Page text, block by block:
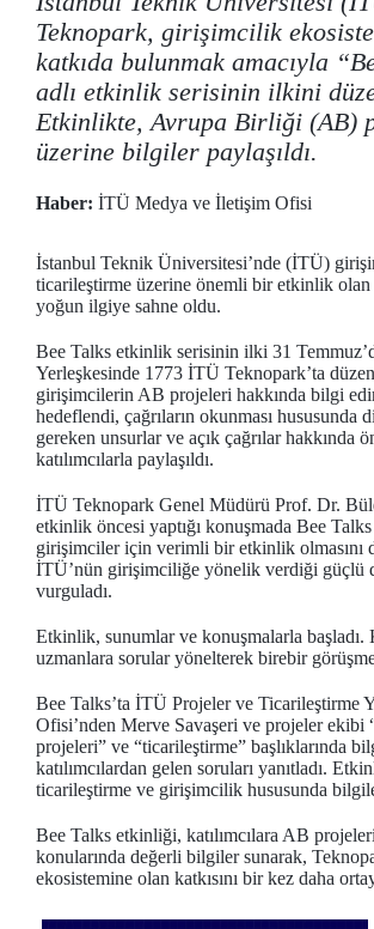
Teknopark, girişimcilik
katkıda bulunmak amacıyla
adlı etkinlik serisinin ilkini
Etkinlikte, Avrupa Birliği (AB)
üzerine bilgiler paylaşıldı.
Haber: İTÜ Medya ve İletişim Ofisi
İstanbul Teknik Üniversitesi’nde (İTÜ)
ticarileştirme üzerine önemli bir etkinlik olan
yoğun ilgiye sahne oldu.
Bee Talks etkinlik serisinin ilki 31
Yerleşkesinde 1773 İTÜ Teknopark’ta
girişimcilerin AB projeleri hakkında bilgi
hedeflendi, çağrıların okunması hususunda
gereken unsurlar ve açık çağrılar hakkında
katılımcılarla paylaşıldı.
İTÜ Teknopark Genel Müdürü Prof. Dr.
etkinlik öncesi yaptığı konuşmada Bee
girişimciler için verimli bir etkinlik olmasını
İTÜ’nün girişimciliğe yönelik verdiği güçlü
vurguladı.
Etkinlik, sunumlar ve konuşmalarla başladı.
uzmanlara sorular yönelterek birebir
Bee Talks’ta İTÜ Projeler ve Ticarileştirme
Ofisi’nden Merve Savaşeri ve projeler
projeleri” ve “ticarileştirme” başlıklarında
katılımcılardan gelen soruları yanıtladı.
ticarileştirme ve girişimcilik hususunda
Bee Talks etkinliği, katılımcılara AB
konularında değerli bilgiler sunarak,
ekosistemine olan katkısını bir kez daha